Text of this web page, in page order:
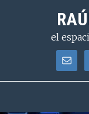
contenidoel